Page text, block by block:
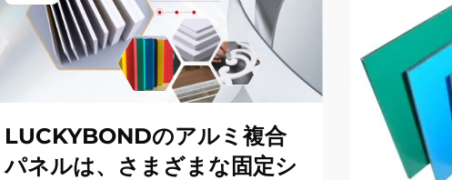
LUCKYBONDのアルミ複合
パネルは、さまざまな固定シ